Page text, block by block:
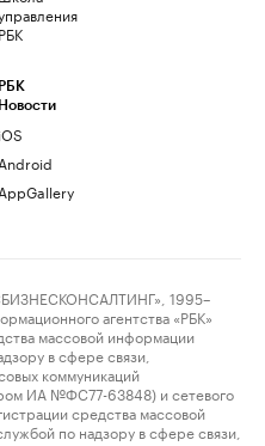
РБК
РБК
Новости
iOS
Android
AppGallery
1995–
агентства «РБК»
массовой информации
в сфере связи,
коммуникаций
ИА №ФС77-63848) и сетевого
средства массовой
по надзору в сфере связи,